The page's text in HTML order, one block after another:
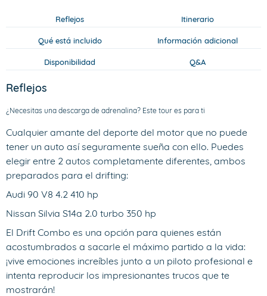
Reflejos Itinerario
Qué está incluido Información adicional
Disponibilidad Q&A
Reflejos
¿Necesitas una descarga de adrenalina? Este tour es para ti
Cualquier amante del deporte del motor que no puede
tener un auto así seguramente sueña con ello. Puedes
elegir entre 2 autos completamente diferentes, ambos
preparados para el drifting:
Audi 90 V8 4.2 410 hp
Nissan Silvia S14a 2.0 turbo 350 hp
El Drift Combo es una opción para quienes están
acostumbrados a sacarle el máximo partido a la vida:
¡vive emociones increíbles junto a un piloto profesional e
intenta reproducir los impresionantes trucos que te
mostrarán!